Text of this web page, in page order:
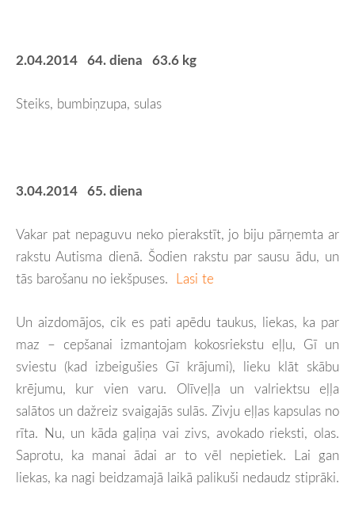
2.04.2014 64. diena 63.6 kg
Steiks, bumbiņzupa, sulas
3.04.2014 65. diena
Vakar pat nepaguvu neko pierakstīt, jo biju pārņemta ar
rakstu Autisma dienā. Šodien rakstu par sausu ādu, un
tās barošanu no iekšpuses. Lasi te
Un aizdomājos, cik es pati apēdu taukus, liekas, ka par
maz – cepšanai izmantojam kokosriekstu eļļu, Gī un
sviestu (kad izbeigušies Gī krājumi), lieku klāt skābu
krējumu, kur vien varu. Olīveļļa un valriektsu eļļa
salātos un dažreiz svaigajās sulās. Zivju eļļas kapsulas no
rīta. Nu, un kāda gaļiņa vai zivs, avokado rieksti, olas.
Saprotu, ka manai ādai ar to vēl nepietiek. Lai gan
liekas, ka nagi beidzamajā laikā palikuši nedaudz stiprāki.